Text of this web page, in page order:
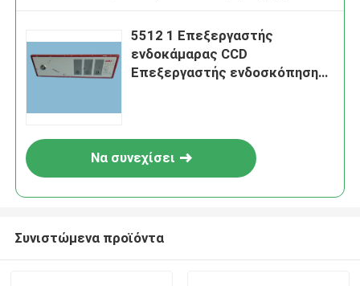
5512 1 Επεξεργαστής
ενδοκάμαρας CCD
Επεξεργαστής ενδοσκόπησης
Να συνεχίσει
Συνιστώμενα προϊόντα